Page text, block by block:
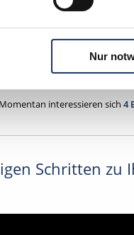
Nur
Jetzt
Momentan interessieren sich 4
Schritten zu